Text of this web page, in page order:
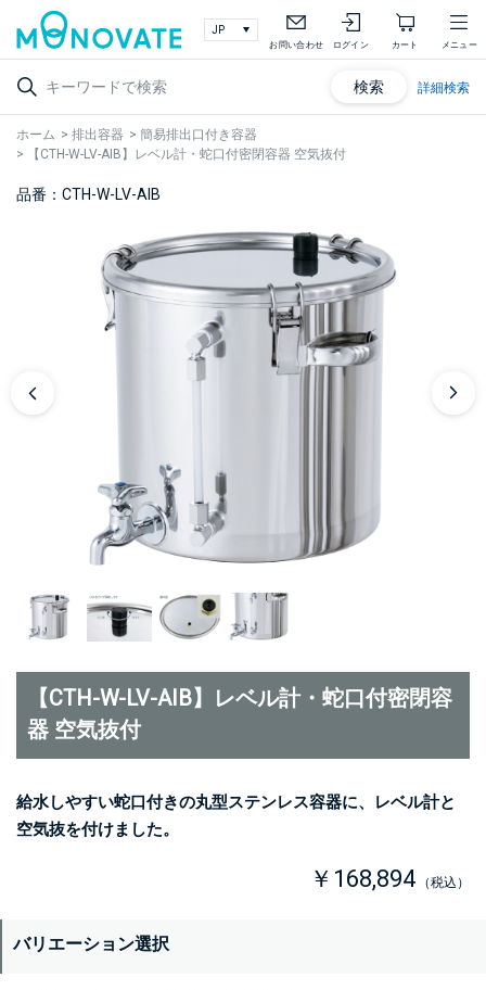
お問い合わせ ログイン カート メニュー
検索 詳細検索
ホーム > 排出容器 > 簡易排出口付き容器
>
【CTH-W-LV-AIB】レベル計・蛇口付密閉容器 空気抜付
品番：CTH-W-LV-AIB
【CTH-W-LV-AIB】レベル計・蛇口付密閉容
器 空気抜付
給水しやすい蛇口付きの丸型ステンレス容器に、レベル計と
空気抜を付けました。
￥168,894 （税込）
バリエーション選択